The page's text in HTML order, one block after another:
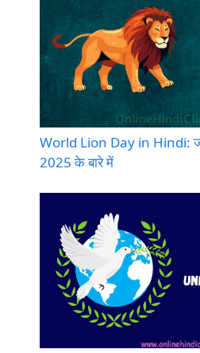
World Lion Day in Hindi:
2025 के बारे में